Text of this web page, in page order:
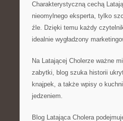
Charakterystyczną cechą
nieomylnego eksperta, tylko
źle. Dzięki temu każdy
idealnie wygładzony
Na Latającej Cholerze ważne
zabytki, blog szuka historii
knajpek, a także wpisy o
jedzeniem.
Blog Latająca Cholera